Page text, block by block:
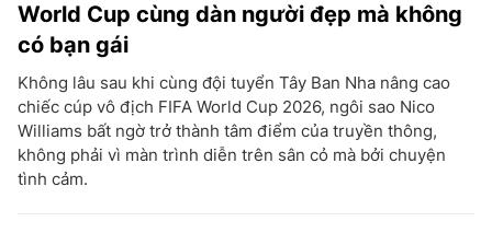
World Cup cùng dàn người đẹp mà không
có bạn gái
Không lâu sau khi cùng đội tuyển Tây Ban Nha nâng cao
chiếc cúp vô địch FIFA World Cup 2026, ngôi sao Nico
Williams bất ngờ trở thành tâm điểm của truyền thông,
không phải vì màn trình diễn trên sân cỏ mà bởi chuyện
tình cảm.